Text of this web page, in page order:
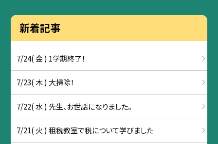
新着記事
7/24( 金 ) 1学期終了！
7/23( 木 ) 大掃除！
7/22( 水 ) 先生、お世話になりました。
7/21( 火 ) 租税教室で税について学びました